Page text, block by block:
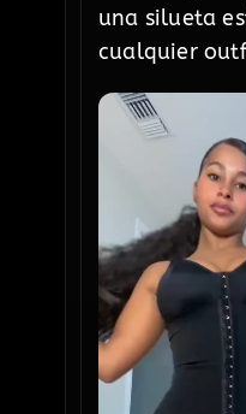
una silueta
cualquier